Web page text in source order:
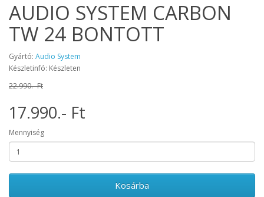
AUDIO SYSTEM CARBON
TW 24 BONTOTT
Gyártó: Audio System
Készletinfó: Készleten
22.990.- Ft
17.990.- Ft
Mennyiség
Kosárba